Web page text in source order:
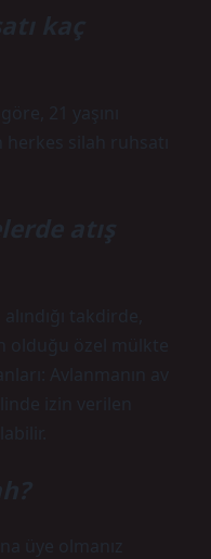
kaç
21 yaşını
silah ruhsatı
atış
takdirde,
olduğu özel mülkte
Avlanmanın av
izin verilen
üye olmanız